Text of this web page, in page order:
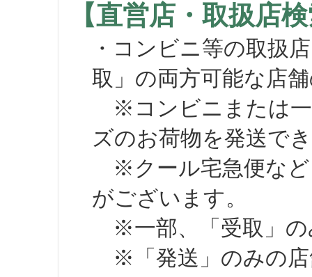
【直営店・取扱店
・コンビニ等の取扱
取」の両方可能な店
※コンビニまたは一
ズのお荷物を発送で
※クール宅急便など
がございます。
※一部、「受取」の
※「発送」のみの店